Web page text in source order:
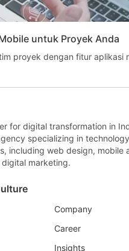
untuk Proyek Anda
proyek dengan fitur aplikasi
for digital transformation in
specializing in
including web design, mobile
marketing.
Company
Career
Insights